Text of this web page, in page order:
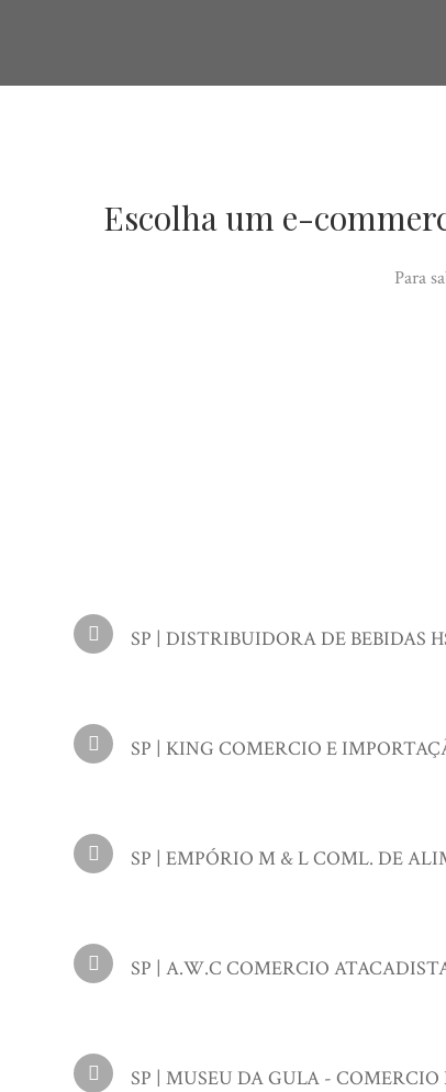
Escolha um e-
Para
SP | DISTRIBUIDORA DE BEBIDAS
SP | KING COMERCIO E
SP | EMPÓRIO M & L COML. DE
SP | A.W.C COMERCIO
SP | MUSEU DA GULA -